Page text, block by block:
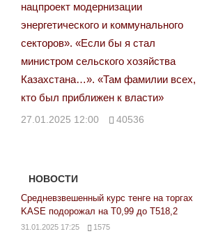
нацпроект модернизации
энергетического и коммунального
секторов». «Если бы я стал
министром сельского хозяйства
Казахстана…». «Там фамилии всех,
кто был приближен к власти»
27.01.2025 12:00 40536
НОВОСТИ
Средневзвешенный курс тенге на торгах
KASE подорожал на Т0,99 до Т518,2
31.01.2025 17:25 1575